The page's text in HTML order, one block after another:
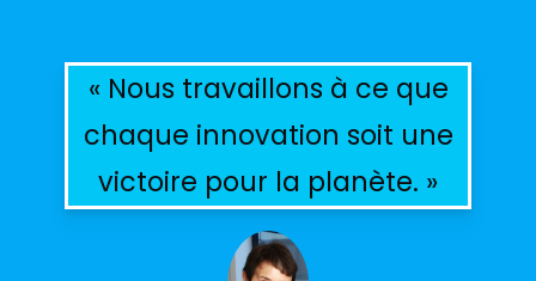
« Nous travaillons à ce que
chaque innovation soit une
victoire pour la planète. »